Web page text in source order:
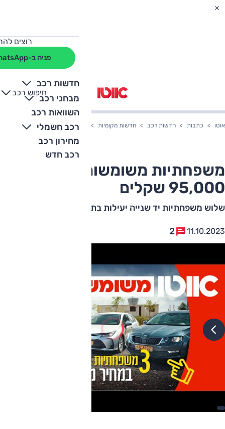
רוצים
פניה ב-WhatsApp
חדשות רכב
מבחני רכב
השוואות רכב
רכב חשמלי
מחירון רכב
רכב חדש
חיפוש רכב
+
-
אוטו כתבות חדשות רכב חדשות מקומיות משפחתיות משומשות בתקציב של 95,000 שקלים
משפחתיות משומשות בתקציב של
95,000 שקלים
שלוש משפחתיות יד שנייה יעילות בתקציב סביר
11.10.2023
2